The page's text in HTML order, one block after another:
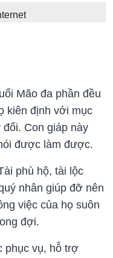
Mão đa phần đều
kiên định với mục
Con giáp này
được làm được.
phù hộ, tài lộc
nhân giúp đỡ nên
việc của họ suôn
đợi.
phục vụ, hỗ trợ